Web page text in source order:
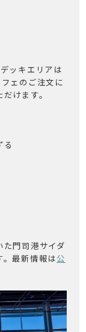
ッキエリアは
ェのご注文に
けます。
る
門司港サイダ
最新情報は公